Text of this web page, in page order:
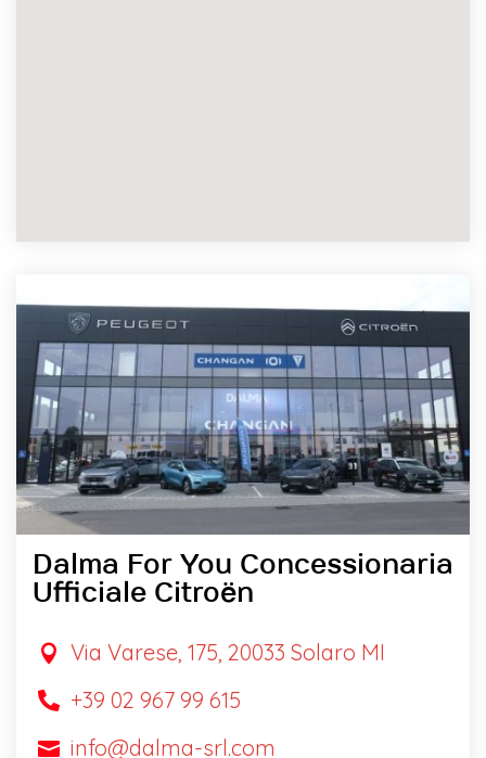
Dalma For You Concessionaria
Ufficiale Citroën
 Via Varese, 175, 20033 Solaro MI
 +39 02 967 99 615
 info@dalma-srl.com